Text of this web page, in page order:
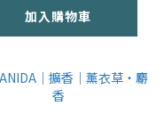
加入購物車